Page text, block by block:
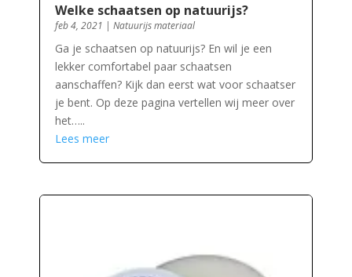
Welke schaatsen op natuurijs?
feb 4, 2021 | Natuurijs materiaal
Ga je schaatsen op natuurijs? En wil je een
lekker comfortabel paar schaatsen
aanschaffen? Kijk dan eerst wat voor schaatser
je bent. Op deze pagina vertellen wij meer over
het…..
Lees meer